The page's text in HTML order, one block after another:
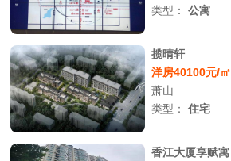
类型：公寓
揽晴轩
洋房40100元/㎡
萧山
类型：住宅
香江大厦享赋寓